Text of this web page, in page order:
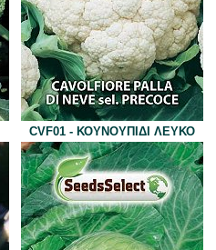
CVF01 - ΚΟΥΝΟΥΠΙΔΙ ΛΕΥΚΟ